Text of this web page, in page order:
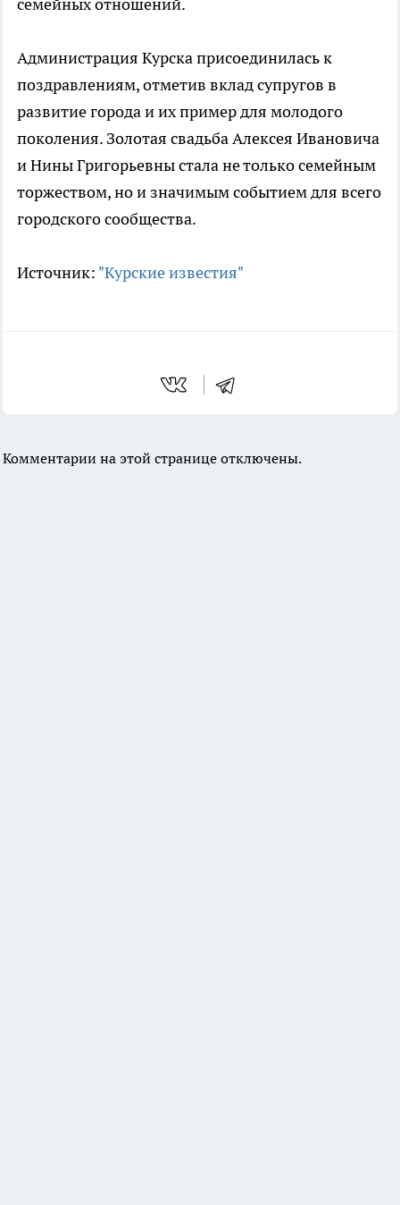
семейных отношений.
Администрация Курска присоединилась к
поздравлениям, отметив вклад супругов в
развитие города и их пример для молодого
поколения. Золотая свадьба Алексея Ивановича
и Нины Григорьевны стала не только семейным
торжеством, но и значимым событием для всего
городского сообщества.
Источник: "Курские известия"
Комментарии на этой странице отключены.